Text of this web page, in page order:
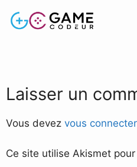
Laisser un
Vous devez vous connecter
Ce site utilise Akismet